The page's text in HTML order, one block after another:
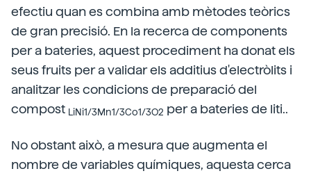
efectiu quan es combina amb mètodes teòrics
de gran precisió. En la recerca de components
per a bateries, aquest procediment ha donat els
seus fruits per a validar els additius d'electròlits i
analitzar les condicions de preparació del
compost LiNi1/3Mn1/3Co1/3O2 per a bateries de liti..
No obstant això, a mesura que augmenta el
nombre de variables químiques, aquesta cerca